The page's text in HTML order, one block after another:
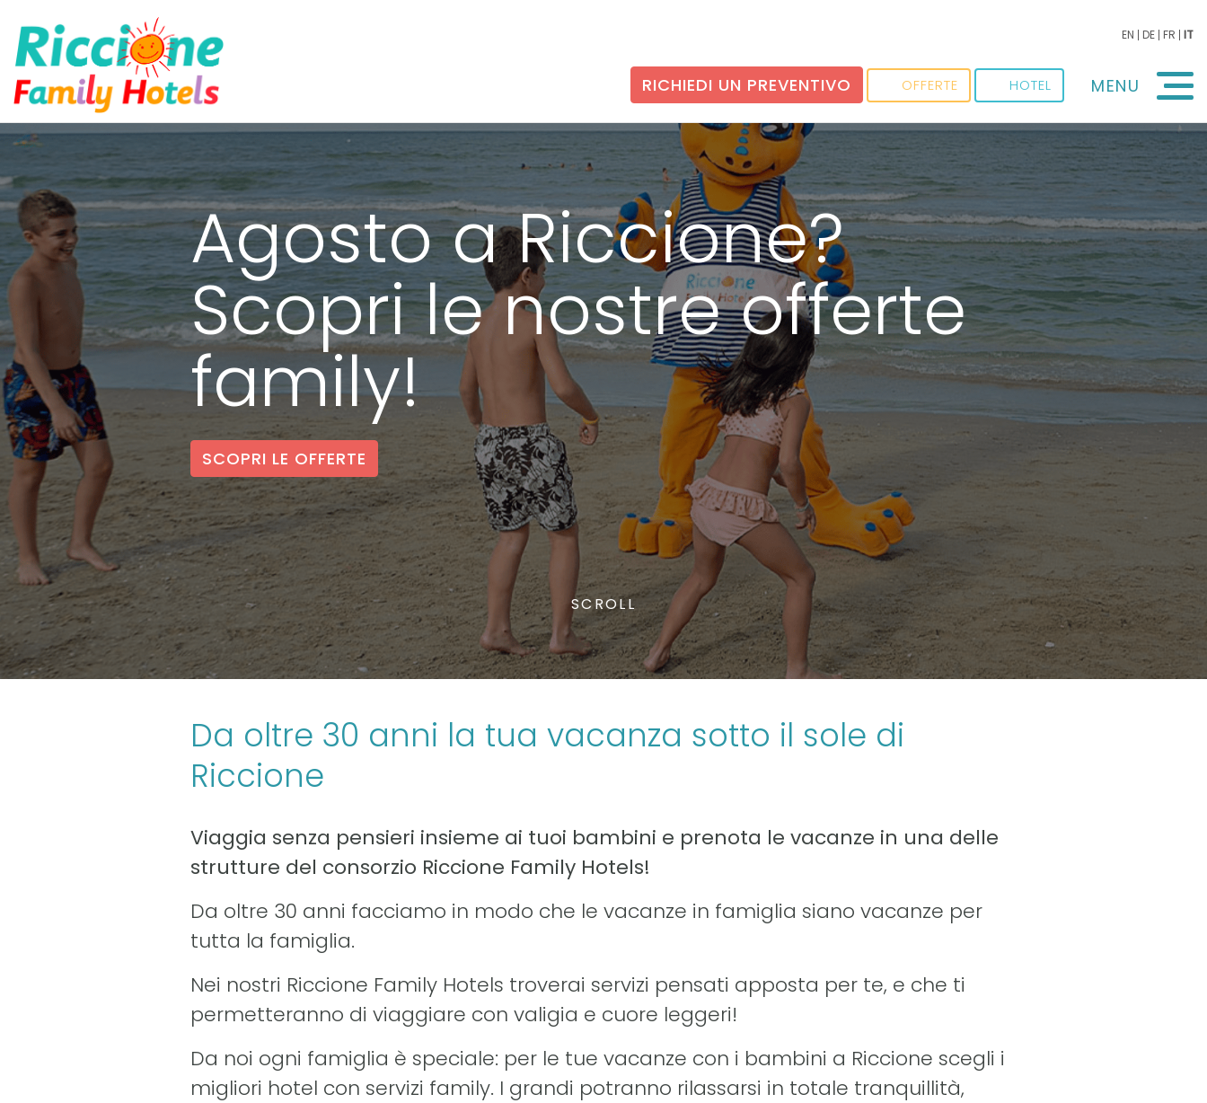
EN DE FR IT
RICHIEDI UN PREVENTIVO OFFERTE HOTEL MENU
Agosto a Riccione?
Scopri le nostre offerte
family!
SCOPRI LE OFFERTE
SCROLL
Da oltre 30 anni la tua vacanza sotto il sole di
Riccione
Viaggia senza pensieri insieme ai tuoi bambini e prenota le vacanze in una delle
strutture del consorzio Riccione Family Hotels!
Da oltre 30 anni facciamo in modo che le vacanze in famiglia siano vacanze per
tutta la famiglia.
Nei nostri Riccione Family Hotels troverai servizi pensati apposta per te, e che ti
permetteranno di viaggiare con valigia e cuore leggeri!
Da noi ogni famiglia è speciale: per le tue vacanze con i bambini a Riccione scegli i
migliori hotel con servizi family. I grandi potranno rilassarsi in totale tranquillità,